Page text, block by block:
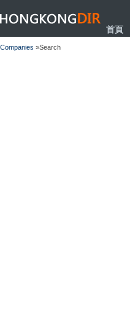
HONGKONGDIR
首頁
Companies »Search